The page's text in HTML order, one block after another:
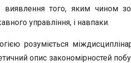
того, яким чином
управління, і навпаки.
розуміється
опис закономірностей